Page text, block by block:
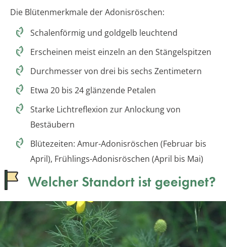
Die Blütenmerkmale der Adonisröschen:
Schalenförmig und goldgelb leuchtend
Erscheinen meist einzeln an den Stängelspitzen
Durchmesser von drei bis sechs Zentimetern
Etwa 20 bis 24 glänzende Petalen
Starke Lichtreflexion zur Anlockung von
Bestäubern
Blütezeiten: Amur-Adonisröschen (Februar bis
April), Frühlings-Adonisröschen (April bis Mai)
Welcher Standort ist geeignet?